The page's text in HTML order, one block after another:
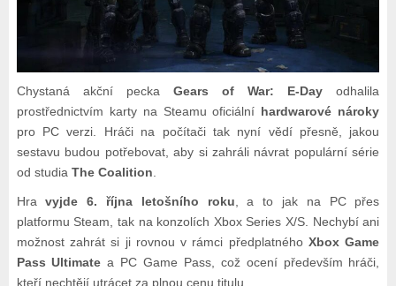
Chystaná akční pecka Gears of War: E-Day odhalila
prostřednictvím karty na Steamu oficiální hardwarové nároky
pro PC verzi. Hráči na počítači tak nyní vědí přesně, jakou
sestavu budou potřebovat, aby si zahráli návrat populární série
od studia The Coalition
Hravyjde 6. října letošního roku , a to jak na PC přes
platformu Steam, tak na konzolích Xbox Series X/S. Nechybí ani
možnost zahrát si ji rovnou v rámci předplatnéhoXbox Game
Pass Ultimate a PC Game Pass, což ocení především hráči,
kteří nechtějí utrácet za plnou cenu titulu.